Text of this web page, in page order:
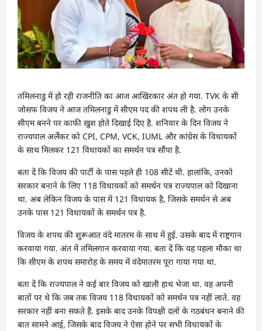
तमिलनाडु में हो रही राजनीति का आज आखिरकार अंत हो गया. TVK के सी
जोसफ विजय ने आज तमिलनाडु में सीएम पद की शपथ ली है. लोग उनके
सीएम बनने पर काफी खुश होते दिखाई दिए है. शनिवार के दिन विजय ने
राज्यपाल अर्लेकर को CPI, CPM, VCK, IUML और कांग्रेस के विधायकों
के साथ मिलकर 121 विधायकों का समर्थन पत्र सौंपा है.
बता दें कि विजय की पार्टी के पास पहले ही 108 सीटें थी. हालांकि, उनको
सरकार बनाने के लिए 118 विधायकों को समर्थन पत्र राज्यपाल को दिखाना
था. अब लेकिन विजय के पास में 121 विधायक है, जिसके समर्थन से अब
उनके पास 121 विधायकों के समर्थन पत्र है.
विजय के शपथ की शुरूआत वंदे मातरम के साथ में हुई. उसके बाद में राष्ट्रगान
करवाया गया. अंत में तमिलगान करवाया गया. बता दें कि यह पहला मौका था
कि सीएम के शपथ समारोह के समय में वंदेमातरम पूरा गाया गया था.
बता दें कि राज्यपाल ने कई बार विजय को खाली हाथ भेजा था. वह अपनी
बातों पर थे कि जब तक विजय 118 विधायकों को समर्थन पत्र नहीं लाते. वह
सरकार नहीं बना सकते हैं. इसके बाद उनके विपक्षी दलों के गठबंधन बनाने की
बात सामने आई, जिसके बाद विजय ने ऐसा होने पर सभी विधायकों के